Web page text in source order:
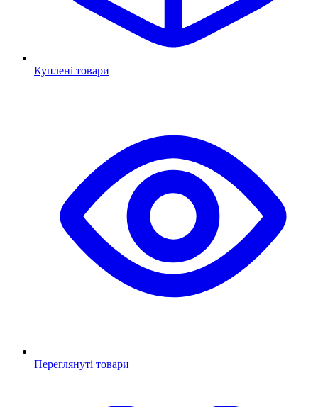
Куплені товари
Переглянуті товари